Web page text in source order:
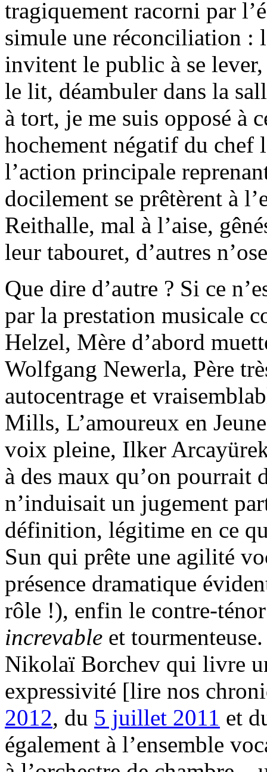
tragiquement racorni par
simule une réconciliation :
invitent le public à se lever,
le lit, déambuler dans la
à tort, je me suis opposé à
hochement négatif du chef
l’action principale
docilement se prêtèrent à
Reithalle, mal à l’aise,
leur tabouret, d’autres
Que dire d’autre ? Si ce
par la prestation musicale
Helzel, Mère d’abord
Wolfgang Newerla, Père
autocentrage et
Mills, L’amoureux en
voix pleine, Ilker
à des maux qu’on pourrait
n’induisait un jugement
définition, légitime en ce
Sun qui prête une agilité
présence dramatique
rôle !), enfin le contre-
increvable et
Nikolaï Borchev qui livre
expressivité [lire nos
2012, du 5 juillet 2011 et
également à l’ensemble